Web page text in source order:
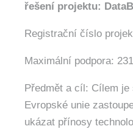
řešení projektu:
Registrační číslo
Maximální podpora:
Předmět a cíl: Cílem
Evropské unie
ukázat přínosy